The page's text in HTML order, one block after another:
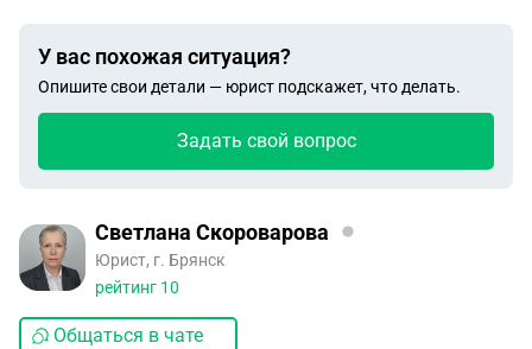
У вас похожая ситуация?
Опишите свои детали — юрист подскажет, что делать.
Задать свой вопрос
Светлана Скороварова
Юрист, г. Брянск
рейтинг 10
Общаться в чате